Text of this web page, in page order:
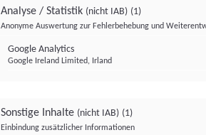
Analyse / Statistik (nicht IAB) (1)
Anonyme Auswertung zur Fehlerbehebung und
Google Analytics
Google Ireland Limited, Irland
Sonstige Inhalte (nicht IAB) (1)
Einbindung zusätzlicher Informationen